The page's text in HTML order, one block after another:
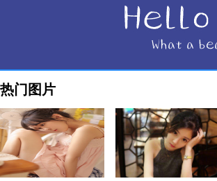
热门图片